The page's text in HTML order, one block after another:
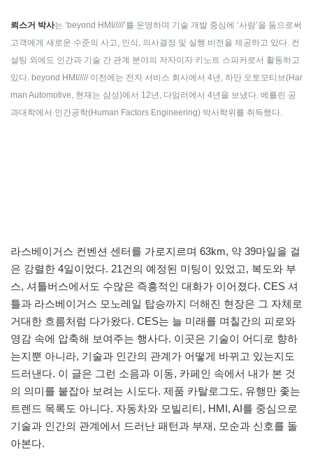
뢰스거 박사는 ‘beyond HMI/////’를 운영하며 기술 개발 중심에 ‘사람’을 둠으로써
고객에게 새로운 수준의 사고, 인식, 의사결정 및 실행 비전을 제공하고 있다. 컨
설팅 외에도 인간과 기술 간 관계 분야의 저자이자 키노트 스피커로서 활동하고
있다. beyond HMI///// 이전에는 전자 서비스 회사에서 4년, 하만 오토모티브(Har
man Automotive, 현재는 삼성)에서 12년, 다임러에서 4년을 보냈다. 베를린 공
과대학에서 인간공학(Human Factors Engineering) 박사학위를 취득했다.
라스베이거스 컨벤션 센터를 가로지르며 63km, 약 39마일을 걸
은 강렬한 4일이었다. 21건의 예정된 미팅이 있었고, 복도와 부
스, 셔틀버스에서도 수많은 즉흥적인 대화가 이어졌다. CES 셔
틀과 라스베이거스 모노레일 탑승까지 더해진 현장은 그 자체로
거대한 흐름처럼 다가왔다. CES는 늘 미래를 며칠간의 피로와
영감 속에 압축해 보여주는 행사다. 이곳은 기술이 어디로 향하
는지뿐 아니라, 기술과 인간의 관계가 어떻게 바뀌고 있는지도
드러낸다. 이 글은 그런 소음과 이동, 카페인 속에서 내가 본 것
의 의미를 붙잡아 보려는 시도다. 제품 카탈로그도, 유행만 좇는
트렌드 목록도 아니다. 자동차와 모빌리티, HMI, AI를 중심으로
기술과 인간의 관계에서 드러난 패턴과 부재, 모순과 신호를 돌
아본다.